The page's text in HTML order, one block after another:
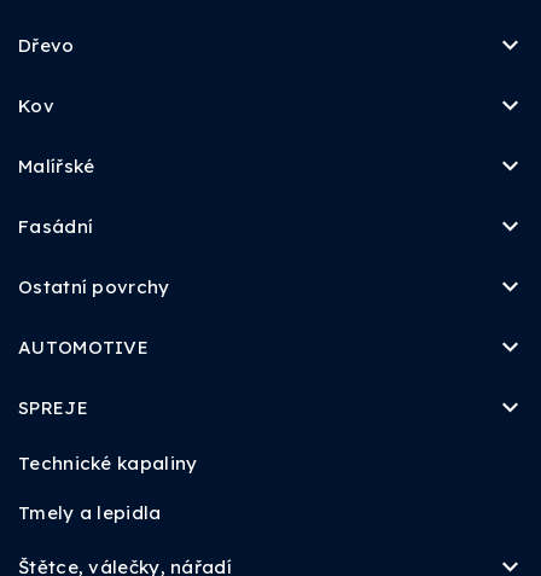
Dřevo
Kov
Malířské
Fasádní
Ostatní povrchy
AUTOMOTIVE
SPREJE
Technické kapaliny
Tmely a lepidla
Štětce, válečky, nářadí